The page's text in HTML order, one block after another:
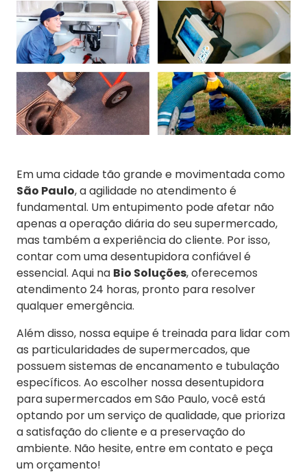
Em uma cidade tão grande e movimentada como
São Paulo, a agilidade no atendimento é
fundamental. Um entupimento pode afetar não
apenas a operação diária do seu supermercado,
mas também a experiência do cliente. Por isso,
contar com uma desentupidora confiável é
essencial. Aqui na Bio Soluções, oferecemos
atendimento 24 horas, pronto para resolver
qualquer emergência.
Além disso, nossa equipe é treinada para lidar com
as particularidades de supermercados, que
possuem sistemas de encanamento e tubulação
específicos. Ao escolher nossa desentupidora
para supermercados em São Paulo, você está
optando por um serviço de qualidade, que prioriza
a satisfação do cliente e a preservação do
ambiente. Não hesite, entre em contato e peça
um orçamento!